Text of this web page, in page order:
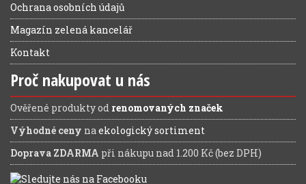
Ochrana osobních údajů
Magazín zelená kancelář
Kontakt
Proč nakupovat u nás
Ověřené produkty od renomovaných značek
Výhodné ceny naekologický sortiment
Doprava ZDARMA při nákupu nad 1.200 Kč (bez DPH)